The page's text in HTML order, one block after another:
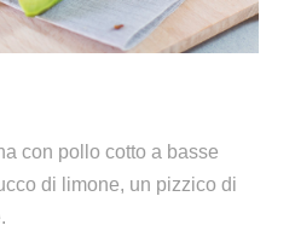
con pollo cotto a basse
di limone, un pizzico di